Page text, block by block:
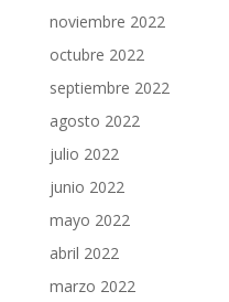
noviembre 2022
octubre 2022
septiembre 2022
agosto 2022
julio 2022
junio 2022
mayo 2022
abril 2022
marzo 2022